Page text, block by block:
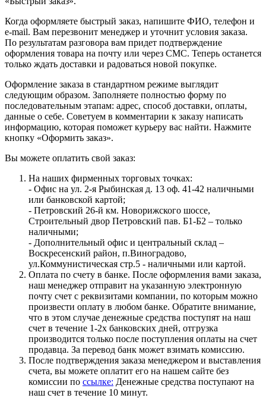
Когда оформляете быстрый заказ, напишите ФИО, телефон и
e-mail. Вам перезвонит менеджер и уточнит условия заказа.
По результатам разговора вам придет подтверждение
оформления товара на почту или через СМС. Теперь останется
только ждать доставки и радоваться новой покупке.
Оформление заказа в стандартном режиме выглядит
следующим образом. Заполняете полностью форму по
последовательным этапам: адрес, способ доставки, оплаты,
данные о себе. Советуем в комментарии к заказу написать
информацию, которая поможет курьеру вас найти. Нажмите
кнопку «Оформить заказ».
Вы можете оплатить свой заказ:
На наших фирменных торговых точках:
- Офис на ул. 2-я Рыбинская д. 13 оф. 41-42 наличными
или банковской картой;
- Петровский 26-й км. Новорижского шоссе,
Строительный двор Петровский пав. Б1-Б2 – только
наличными;
- Дополнительный офис и центральный склад –
Воскресенский район, п.Виноградово,
ул.Коммунистическая стр.5 - наличными или картой.
Оплата по счету в банке. После оформления вами заказа,
наш менеджер отправит на указанную электронную
почту счет с реквизитами компании, по которым можно
произвести оплату в любом банке. Обратите внимание,
что в этом случае денежные средства поступят на наш
счет в течение 1-2х банковских дней, отгрузка
производится только после поступления оплаты на счет
продавца. За перевод банк может взимать комиссию.
После подтверждения заказа менеджером и выставления
счета, вы можете оплатит его на нашем сайте без
комиссии по ссылке: Денежные средства поступают на
наш счет в течение 10 минут.